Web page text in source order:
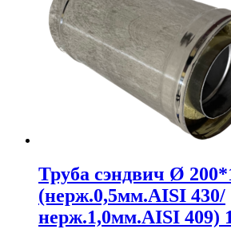
Труба сэндвич Ø
(нерж.0,5мм.AISI 430/
нерж.1,0мм.AISI 409)